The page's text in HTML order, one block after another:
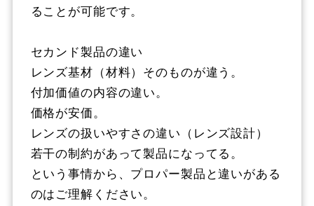
ることが可能です。
セカンド製品の違い
レンズ基材（材料）そのものが違う。
付加価値の内容の違い。
価格が安価。
レンズの扱いやすさの違い（レンズ設計）
若干の制約があって製品になってる。
という事情から、プロパー製品と違いがある
のはご理解ください。